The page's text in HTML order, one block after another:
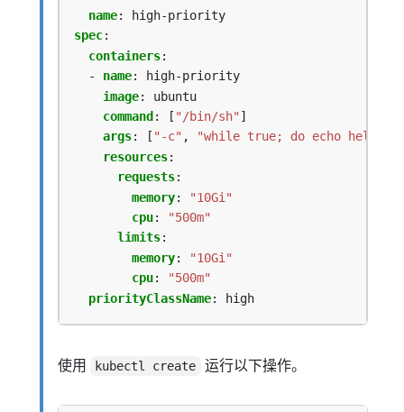
name:
high-priority
spec:
containers:
- name:
high-priority
image:
ubuntu
command : [ "/bin/sh" ]
args: [ "-c" ,
"while true; do echo hello;
resources:
requests:
memory:
"10Gi"
cpu:
"500m"
limits:
memory:
"10Gi"
cpu:
"500m"
priorityClassName: high
使用 kubectl create 运行以下操作。